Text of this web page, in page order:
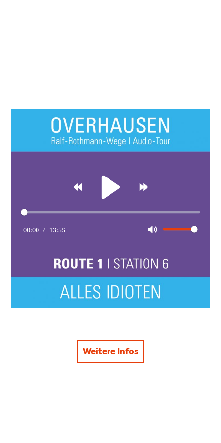
00:00 13:55
Weitere Infos